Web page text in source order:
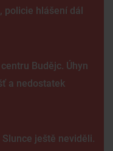
policie hlášení dál
Budějc. Úhyn
a nedostatek
ještě neviděli.